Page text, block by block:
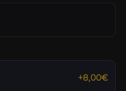
+8,00€